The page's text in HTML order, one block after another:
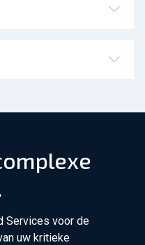
Services voor de
uw kritieke